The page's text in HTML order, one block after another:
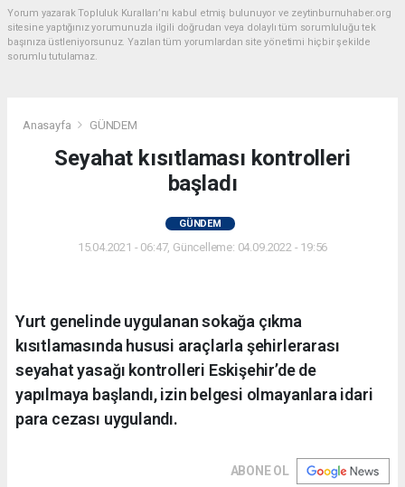
Yorum yazarak Topluluk Kuralları’nı kabul etmiş bulunuyor ve zeytinburnuhaber.org
sitesine yaptığınız yorumunuzla ilgili doğrudan veya dolaylı tüm sorumluluğu tek
başınıza üstleniyorsunuz. Yazılan tüm yorumlardan site yönetimi hiçbir şekilde
sorumlu tutulamaz.
Anasayfa GÜNDEM
Seyahat kısıtlaması kontrolleri
başladı
GÜNDEM
15.04.2021 - 06:47, Güncelleme: 04.09.2022 - 19:56
Yurt genelinde uygulanan sokağa çıkma
kısıtlamasında hususi araçlarla şehirlerarası
seyahat yasağı kontrolleri Eskişehir’de de
yapılmaya başlandı, izin belgesi olmayanlara idari
para cezası uygulandı.
ABONE OL